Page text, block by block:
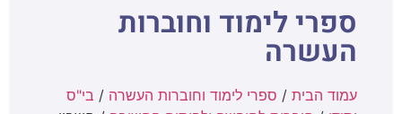
ספרי לימוד וחוברות
העשרה
עמוד הבית / ספרי לימוד וחוברות העשרה / בי"ס